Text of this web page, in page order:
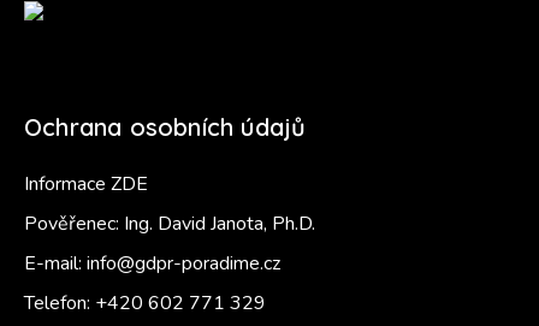
Ochrana osobních údajů
Informace ZDE
Pověřenec: Ing. David Janota, Ph.D.
E-mail: info@gdpr-poradime.cz
Telefon: +420 602 771 329